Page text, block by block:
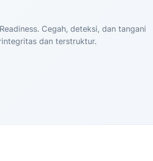
Cegah, deteksi, dan tangani
dan terstruktur.